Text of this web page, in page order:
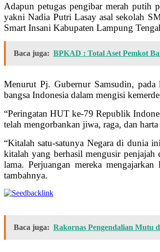
Adapun petugas pengibar merah
yakni Nadia Putri Lasay asal sekolah
Smart Insani Kabupaten Lampung
Baca juga: BPKAD : Total Aset Pemkot
Menurut Pj. Gubernur Samsudin,
bangsa Indonesia dalam mengisi
“Peringatan HUT ke-79 Republik
telah mengorbankan jiwa, raga, dan
“Kitalah satu-satunya Negara di dunia
kitalah yang berhasil mengusir
lama. Perjuangan mereka
tambahnya.
Baca juga: Rakornas Pengendalian Mutu